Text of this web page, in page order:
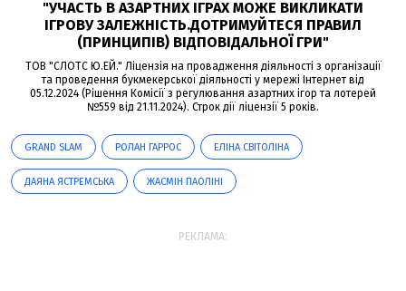
"УЧАСТЬ В АЗАРТНИХ ІГРАХ МОЖЕ ВИКЛИКАТИ
ІГРОВУ ЗАЛЕЖНІСТЬ.ДОТРИМУЙТЕСЯ ПРАВИЛ
(ПРИНЦИПІВ) ВІДПОВІДАЛЬНОЇ ГРИ"
ТОВ "СЛОТС Ю.ЕЙ." Ліцензія на провадження діяльності з організації
та проведення букмекерської діяльності у мережі Інтернет від
05.12.2024 (Рішення Комісії з регулювання азартних ігор та лотерей
№559 від 21.11.2024). Строк дії ліцензії 5 років.
GRAND SLAM РОЛАН ГАРРОС ЕЛІНА СВІТОЛІНА
ДАЯНА ЯСТРЕМСЬКА ЖАСМІН ПАОЛІНІ
РЕКЛАМА: